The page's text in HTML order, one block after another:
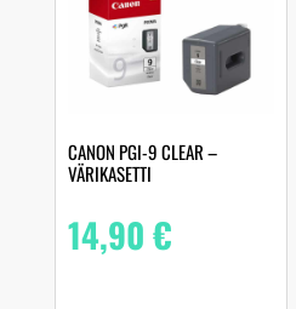
CANON PGI-9 CLEAR –
VÄRIKASETTI
14,90€